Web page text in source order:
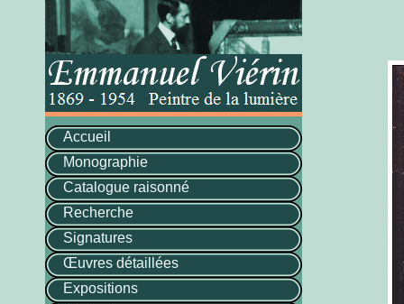
Accueil
Monographie
Catalogue raisonné
Recherche
Signatures
Œuvres détaillées
Expositions